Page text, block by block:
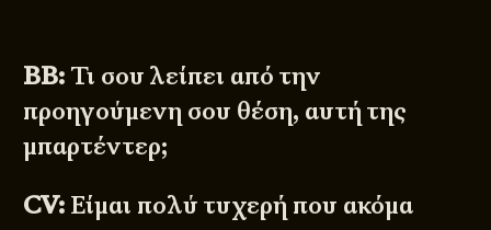
BB: Τι σου λείπει από την
προηγούμενη σου θέση, αυτή της
μπαρτέντερ;
CV: Είμαι πολύ τυχερή που ακόμα